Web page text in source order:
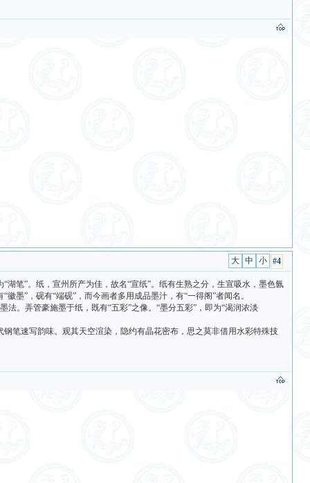
#4
”。纸，宣州所产为佳，故名“宣纸”。纸有生熟之分，生宣吸水，墨色氤
墨”，砚有“端砚”，而今画者多用成品墨汁，有“一得阁”者闻名。
。弄管豪施墨于纸，既有“五彩”之像。“墨分五彩”，即为“渴润浓淡
笔速写韵味。观其天空渲染，隐约有晶花密布，思之莫非借用水彩特殊技